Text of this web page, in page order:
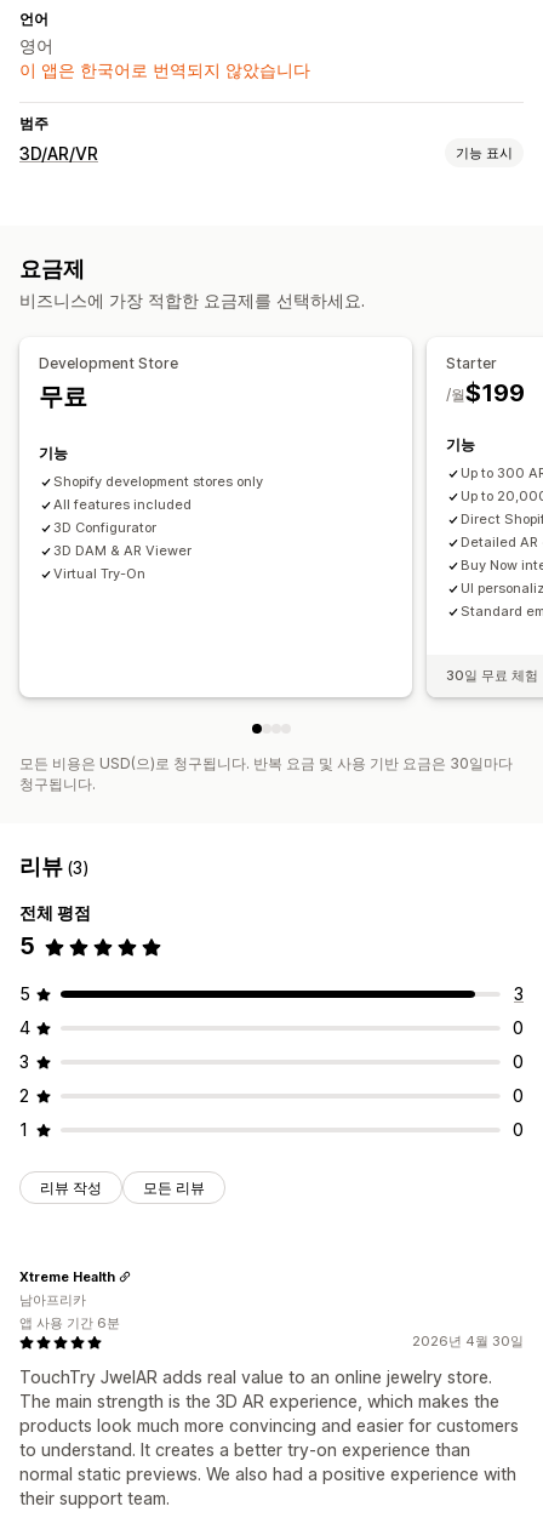
언어
영어
이 앱은 한국어로 번역되지 않았습니다
범주
3D/AR/VR 기능 표시
실시간 미리보기
요금제
비즈니스에 가장 적합한 요금제를 선택하세요.
Development Store
무료
기능
Shopify development stores only
All features included
3D Configurator
3D DAM & AR Viewer
Virtual Try-On
Starter
$199
/월
기능
Up to 300
Up to
Direct
Detailed
Buy Now
UI
Standard
30일 무료 체험
모든 비용은 USD(으)로 청구됩니다. 반복 요금 및 사용 기반 요금은 30일마다
청구됩니다.
리뷰 (3)
전체 평점
5
5
3
4
0
3
0
2
0
1
0
리뷰 작성 모든 리뷰
2026년 4월 30일
TouchTry JwelAR adds real value to an online jewelry store.
The main strength is the 3D AR experience, which makes the
products look much more convincing and easier for customers
to understand. It creates a better try-on experience than
normal static previews. We also had a positive experience with
their support team.
Xtreme Health
남아프리카
앱 사용 기간 6분